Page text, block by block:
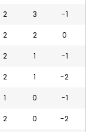
2 3 -1
2 2 0
2 1 -1
2 1 -2
1 0 -1
2 0 -2